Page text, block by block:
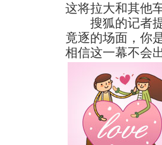
这将拉大和其他
搜狐的记者提
竟逐的场面，你
相信这一幕不会